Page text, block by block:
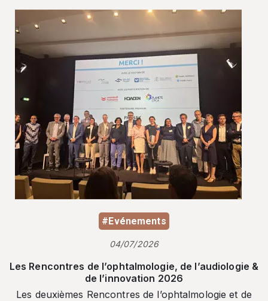
#Evénements
04/07/2026
Les Rencontres de l’ophtalmologie, de l’audiologie &
de l’innovation 2026
Les deuxièmes Rencontres de l’ophtalmologie et de